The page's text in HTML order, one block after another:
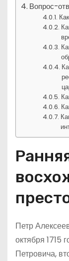
Вопрос-
Петр
октября 1715
Петровича,